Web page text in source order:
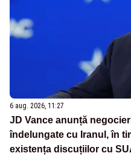
6 aug. 2026, 11:27
JD Vance anunță
îndelungate cu Iranul, în
existența discuțiilor cu